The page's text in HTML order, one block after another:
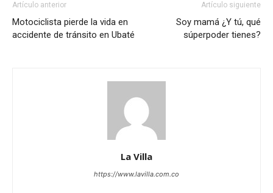
Artículo anterior
Motociclista pierde la vida en
accidente de tránsito en Ubaté
Artículo siguiente
Soy mamá ¿Y tú, qué
súperpoder tienes?
La Villa
https://www.lavilla.com.co